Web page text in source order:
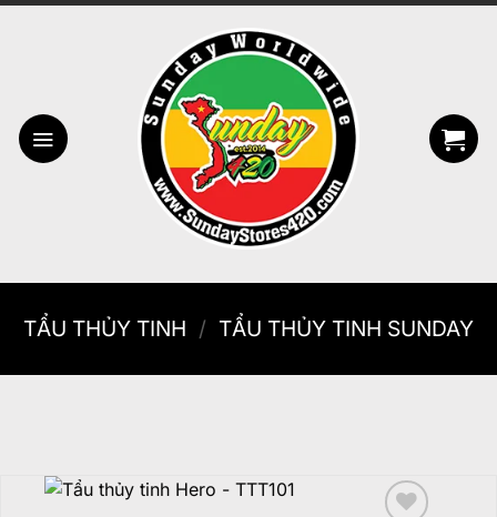
Bỏ
TẨU THỦY TINH / TẨU THỦY TINH SUNDAY